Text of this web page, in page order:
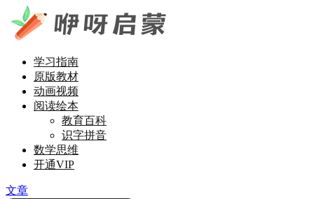
学习指南
原版教材
动画视频
阅读绘本
教育百科
识字拼音
数学思维
开通VIP
文章